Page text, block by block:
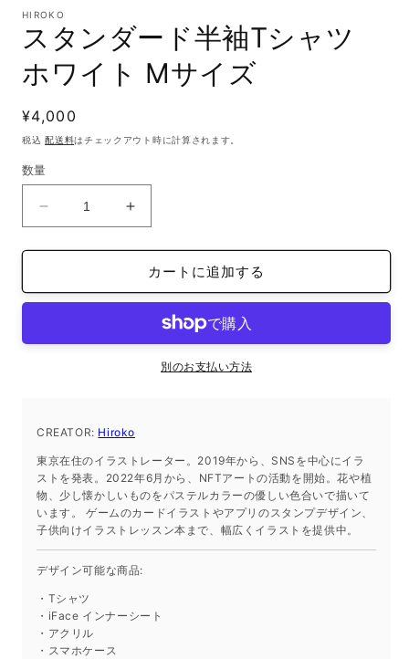
ダ
ル
メ
デ
ア
(1)
開
く
HIROKO
スタンダード半袖Tシャツ
ホワイト Mサイズ
通
常
価
格
¥4,000
税込配送料はチェックアウト時に計算されます。
数量
ー
半
ャ
ツ
ホ
ワ
イ
ト
M
イ
ズ
の
ス
ー
半
ャ
ツ
ホ
ワ
イ
M
ズ
カートに追加する
別のお支払い方法
CREATOR: Hiroko
東京在住のイラストレーター。2019年から、SNSを中心にイラ
ストを発表。2022年6月から、NFTアートの活動を開始。花や植
物、少し懐かしいものをパステルカラーの優しい色合いで描いて
います。 ゲームのカードイラストやアプリのスタンプデザイン、
子供向けイラストレッスン本まで、幅広くイラストを提供中。
デザイン可能な商品:
・Tシャツ
・iFace インナーシート
・アクリル
・スマホケース